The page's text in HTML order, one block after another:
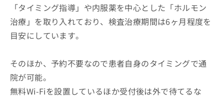
「タイミング指導」や内服薬を中心とした「ホルモン
治療」を取り入れており、検査治療期間は6ヶ月程度を
目安にしています。
そのほか、予約不要なので患者自身のタイミングで通
院が可能。
無料Wi-Fiを設置しているほか受付後は外で待てるな